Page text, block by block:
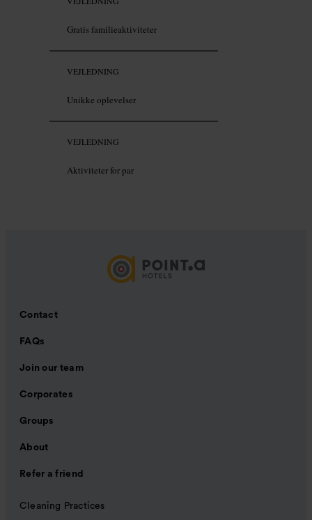
Gratis familieaktiviteter
VEJLEDNING
Unikke oplevelser
VEJLEDNING
Aktiviteter for par
Contact
FAQs
Join our team
Corporates
Groups
About
Refer a friend
Cleaning Practices